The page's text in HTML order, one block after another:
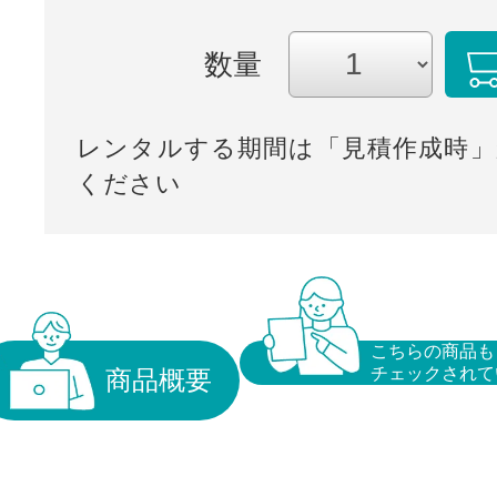
数量
レンタルする期間は「見積作成時
ください
商品概要
こちらの商品も
チェックされ